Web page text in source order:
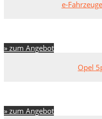
e-
» zum Angebot
Opel
» zum Angebot